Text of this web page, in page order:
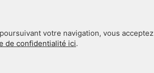
votre navigation, vous acceptez
de confidentialité ici.